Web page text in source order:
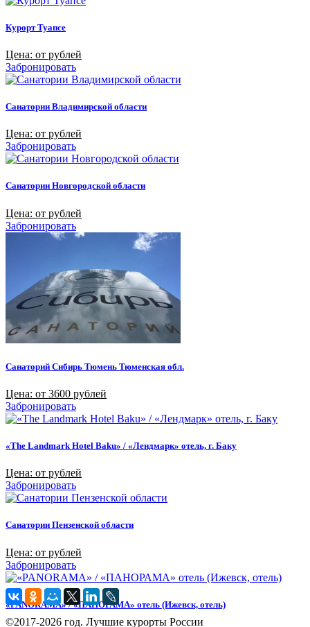
Курорт Туапсе
Цена: от рублей
Забронировать
Санатории Владимирской области
Цена: от рублей
Забронировать
Санатории Новгородской области
Цена: от рублей
Забронировать
Санаторий Сибирь Тюмень Тюменская обл.
Цена: от 3600 рублей
Забронировать
«The Landmark Hotel Baku» / «Лендмарк» отель, г. Баку
Цена: от рублей
Забронировать
Санатории Пензенской области
Цена: от рублей
Забронировать
«PANORAMA» / «ПАНОРАМА» отель (Ижевск, отель)
©2017-2026 год. Лучшие курорты России